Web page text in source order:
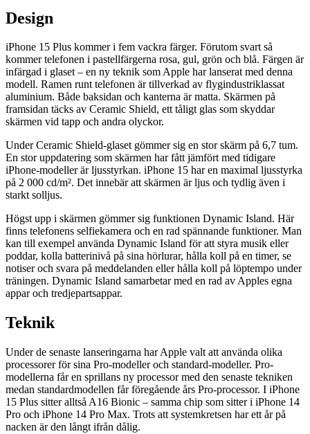
Design
iPhone 15 Plus kommer i fem vackra färger. Förutom svart så
kommer telefonen i pastellfärgerna rosa, gul, grön och blå. Färgen är
infärgad i glaset – en ny teknik som Apple har lanserat med denna
modell. Ramen runt telefonen är tillverkad av flygindustriklassat
aluminium. Både baksidan och kanterna är matta. Skärmen på
framsidan täcks av Ceramic Shield, ett tåligt glas som skyddar
skärmen vid tapp och andra olyckor.
Under Ceramic Shield-glaset gömmer sig en stor skärm på 6,7 tum.
En stor uppdatering som skärmen har fått jämfört med tidigare
iPhone-modeller är ljusstyrkan. iPhone 15 har en maximal ljusstyrka
på 2 000 cd/m². Det innebär att skärmen är ljus och tydlig även i
starkt solljus.
Högst upp i skärmen gömmer sig funktionen Dynamic Island. Här
finns telefonens selfiekamera och en rad spännande funktioner. Man
kan till exempel använda Dynamic Island för att styra musik eller
poddar, kolla batterinivå på sina hörlurar, hålla koll på en timer, se
notiser och svara på meddelanden eller hålla koll på löptempo under
träningen. Dynamic Island samarbetar med en rad av Apples egna
appar och tredjepartsappar.
Teknik
Under de senaste lanseringarna har Apple valt att använda olika
processorer för sina Pro-modeller och standard-modeller. Pro-
modellerna får en sprillans ny processor med den senaste tekniken
medan standardmodellen får föregående års Pro-processor. I iPhone
15 Plus sitter alltså A16 Bionic – samma chip som sitter i iPhone 14
Pro och iPhone 14 Pro Max. Trots att systemkretsen har ett år på
nacken är den långt ifrån dålig.